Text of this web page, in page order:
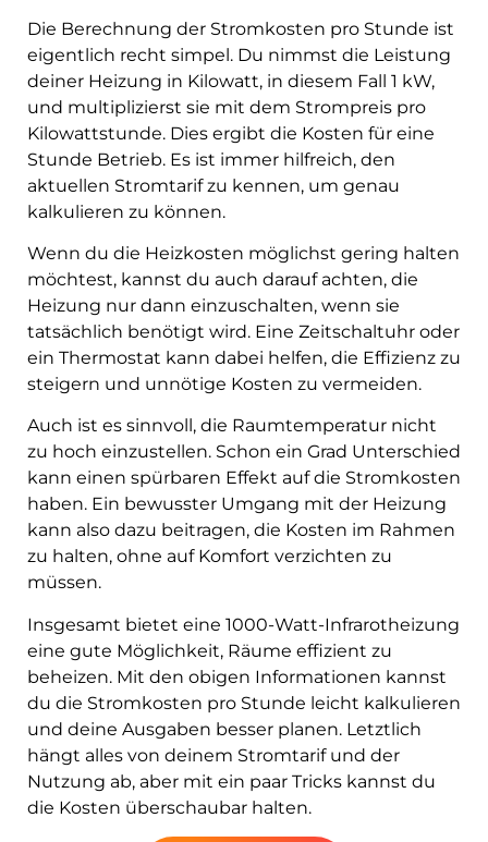
Die Berechnung der Stromkosten pro Stunde ist
eigentlich recht simpel. Du nimmst die Leistung
deiner Heizung in Kilowatt, in diesem Fall 1 kW,
und multiplizierst sie mit dem Strompreis pro
Kilowattstunde. Dies ergibt die Kosten für eine
Stunde Betrieb. Es ist immer hilfreich, den
aktuellen Stromtarif zu kennen, um genau
kalkulieren zu können.
Wenn du die Heizkosten möglichst gering halten
möchtest, kannst du auch darauf achten, die
Heizung nur dann einzuschalten, wenn sie
tatsächlich benötigt wird. Eine Zeitschaltuhr oder
ein Thermostat kann dabei helfen, die Effizienz zu
steigern und unnötige Kosten zu vermeiden.
Auch ist es sinnvoll, die Raumtemperatur nicht
zu hoch einzustellen. Schon ein Grad Unterschied
kann einen spürbaren Effekt auf die Stromkosten
haben. Ein bewusster Umgang mit der Heizung
kann also dazu beitragen, die Kosten im Rahmen
zu halten, ohne auf Komfort verzichten zu
müssen.
Insgesamt bietet eine 1000-Watt-Infrarotheizung
eine gute Möglichkeit, Räume effizient zu
beheizen. Mit den obigen Informationen kannst
du die Stromkosten pro Stunde leicht kalkulieren
und deine Ausgaben besser planen. Letztlich
hängt alles von deinem Stromtarif und der
Nutzung ab, aber mit ein paar Tricks kannst du
die Kosten überschaubar halten.